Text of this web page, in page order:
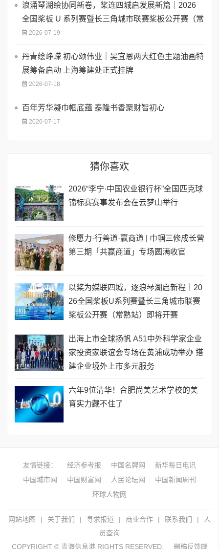
浪涌琴湖绘协同新卷，桨连四城启发展新篇｜2026
全国桨板 U 系列赛暨长三角城市联赛桨板公开赛（常
2026-07-19
丹青绘峥嵘 初心颂伟业｜吴宜恩两大红色主题油画特
展筹备启动 上海筹建处正式挂牌
2026-07-18
百年芳华凝巾帼底蕴 泰隆书香聚财智初心
2026-07-17
猜你喜欢
2026“李宁·中国农业银行杯”全国匹克球
锦标赛赛事发布会在云梦山举行
修愿力·行善道·赢商道 | 巾帼三修成长营
第三期「共赢商道」专场圆满收官
以桨为媒联四城，逐浪琴湖启新程｜20
26全国桨板U系列赛暨长三角城市联赛
桨板公开赛（常熟站）即将开赛
出海上市全球扬帆 A51中外科学家企业
家投资家联谊会专场在黄浦成功举办 搭
建企业境外上市多元服务
六年9位清华！合肥尚美艺术学校的美
育实力藏不住了
友情链接： 经济参考报 中国名牌网
新华每日电讯
中国城市网
中国财富网 人民论坛网
中国新闻周刊
环球人物网
网站地图 | 关于我们 | 寻求报道 | 商业合作 | 联系我们 |
人
员查询
COPYRIGHT © 青海信息港 RIGHTS RESERVED.
删稿反馈邮